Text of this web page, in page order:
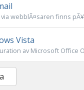
via webblÃ¤saren finns
Vista
av Microsoft Office